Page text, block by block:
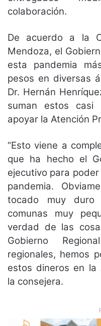
colaboración.
De acuerdo a la
Mendoza, el
esta pandemia
pesos en diversas
Dr. Hernán
suman estos casi
apoyar la Atención
“Esto viene a
que ha hecho el
ejecutivo para
pandemia.
tocado muy duro
comunas muy
verdad de las
Gobierno
regionales, hemos
estos dineros en la
la consejera.